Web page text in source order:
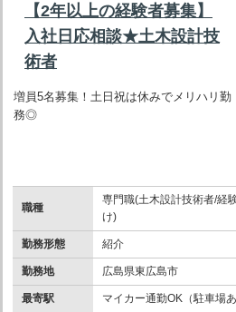
【2年以上の経験者募集】
入社日応相談★土木設計技
術者
増員5名募集！土日祝は休みでメリハリ勤
務◎
職種
専門職(土木設計技術者/経
け)
勤務形態 紹介
勤務地 広島県東広島市
最寄駅 マイカー通勤OK（駐車場あ